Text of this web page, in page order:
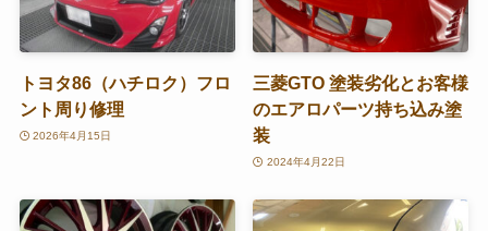
トヨタ86（ハチロク）フロ
ント周り修理
2026年4月15日
三菱GTO 塗装劣化とお客様
のエアロパーツ持ち込み塗
装
2024年4月22日